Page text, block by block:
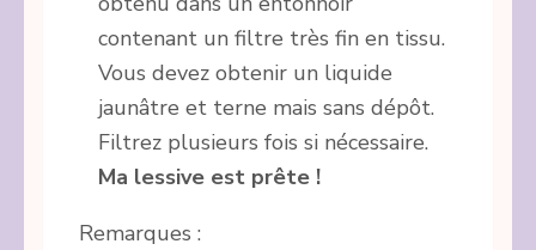
contenant un filtre très fin en tissu.
Vous devez obtenir un liquide
jaunâtre et terne mais sans dépôt.
Filtrez plusieurs fois si nécessaire.
Ma lessive est prête !
Remarques :